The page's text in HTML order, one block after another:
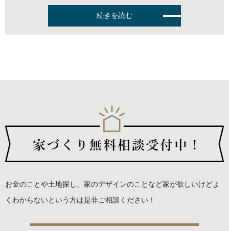
続きを読む
お金のことや土地探し、家のデザインのことなど家が欲しいけどよ
くわからないという方は是非ご相談ください！